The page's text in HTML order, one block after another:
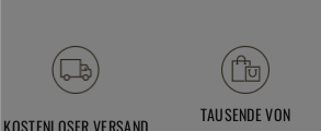
KOSTENLOSER VERSAND
TAUSENDE VON